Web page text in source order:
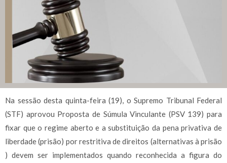
Na sessão desta quinta-feira (19), o Supremo Tribunal Federal
(STF) aprovou Proposta de Súmula Vinculante (PSV 139) para
fixar que o regime aberto e a substituição da pena privativa de
liberdade (prisão) por restritiva de direitos (alternativas à prisão
) devem ser implementados quando reconhecida a figura do